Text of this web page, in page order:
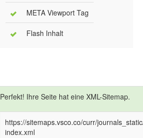
META Viewport Tag
Flash Inhalt
Perfekt! Ihre Seite hat eine XML-Sitemap.
https://sitemaps.vsco.co/curr/
index.xml